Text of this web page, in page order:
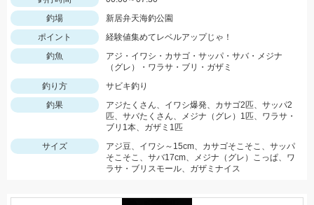
釣場
新居弁天海釣公園
ポイント
経験値集めてレベルアップじゃ！
釣魚
アジ・イワシ・カサゴ・サッパ・サバ・メジナ
（グレ）・ワラサ・ブリ・ガザミ
釣り方
サビキ釣り
釣果
アジたくさん、イワシ爆発、カサゴ2匹、サッパ2
匹、サバたくさん、メジナ（グレ）1匹、ワラサ・
ブリ1本、ガザミ1匹
サイズ
アジ豆、イワシ～15cm、カサゴそこそこ、サッパ
そこそこ、サバ17cm、メジナ（グレ）こっぱ、ワ
ラサ・ブリスモール、ガザミナイス